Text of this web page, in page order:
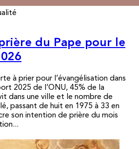
du Pape pour le
à prier pour l’évangélisation dans
2025 de l’ONU, 45% de la
dans une ville et le nombre de
passant de huit en 1975 à 33 en
son intention de prière du mois